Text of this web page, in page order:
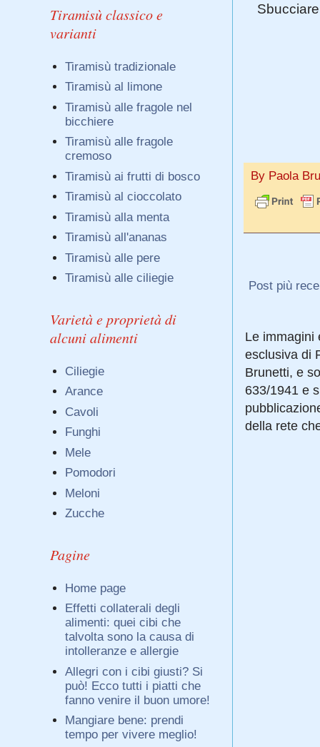
By Paola
Post più
Le immagini
esclusiva di
Brunetti, e
633/1941 e
della rete
Tiramisù classico e
varianti
Tiramisù tradizionale
Tiramisù al limone
Tiramisù alle fragole nel
bicchiere
Tiramisù alle fragole
cremoso
Tiramisù ai frutti di bosco
Tiramisù al cioccolato
Tiramisù alla menta
Tiramisù all'ananas
Tiramisù alle pere
Tiramisù alle ciliegie
Varietà e proprietà di
alcuni alimenti
Ciliegie
Arance
Cavoli
Funghi
Mele
Pomodori
Meloni
Zucche
Pagine
Home page
Effetti collaterali degli
alimenti: quei cibi che
talvolta sono la causa di
intolleranze e allergie
Allegri con i cibi giusti? Si
può! Ecco tutti i piatti che
fanno venire il buon umore!
Mangiare bene: prendi
tempo per vivere meglio!